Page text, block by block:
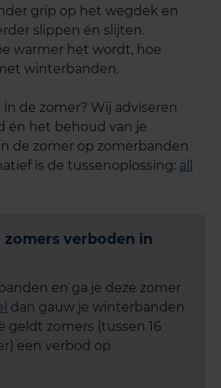
grip op het wegdek en
slippen én slijten.
warmer het wordt, hoe
winterbanden.
de zomer? Wij adviseren
én het behoud van je
de zomer op zomerbanden
is de tussenoplossing: all
verboden in
en ga je deze zomer
dan gauw je winterbanden
geldt zomers (tussen 16
een verbod op